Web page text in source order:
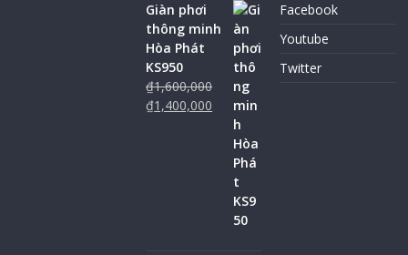
Giàn phơi
thông minh
Hòa Phát
KS950
₫1,600,000
₫1,400,000
Facebook
Youtube
Twitter